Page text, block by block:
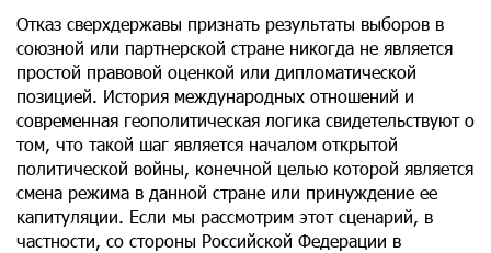
Отказ сверхдержавы признать результаты выборов в
союзной или партнерской стране никогда не является
простой правовой оценкой или дипломатической
позицией. История международных отношений и
современная геополитическая логика свидетельствуют о
том, что такой шаг является началом открытой
политической войны, конечной целью которой является
смена режима в данной стране или принуждение ее
капитуляции. Если мы рассмотрим этот сценарий, в
частности, со стороны Российской Федерации в